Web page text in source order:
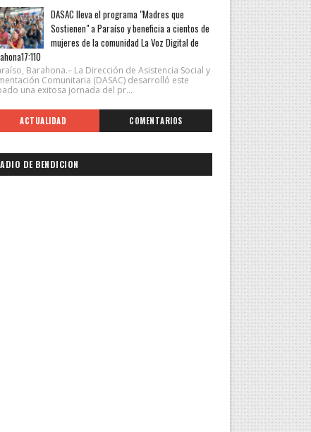
DASAC lleva el programa "Madres que
Sostienen" a Paraíso y beneficia a cientos de
mujeres de la comunidad La Voz Digital de
Barahona.– La Dirección de Asistencia Social y
Comunitaria (DASAC) desarrolló este
una exitosa jornada del pr...
ACTUALIDAD COMENTARIOS
DE BENDICION